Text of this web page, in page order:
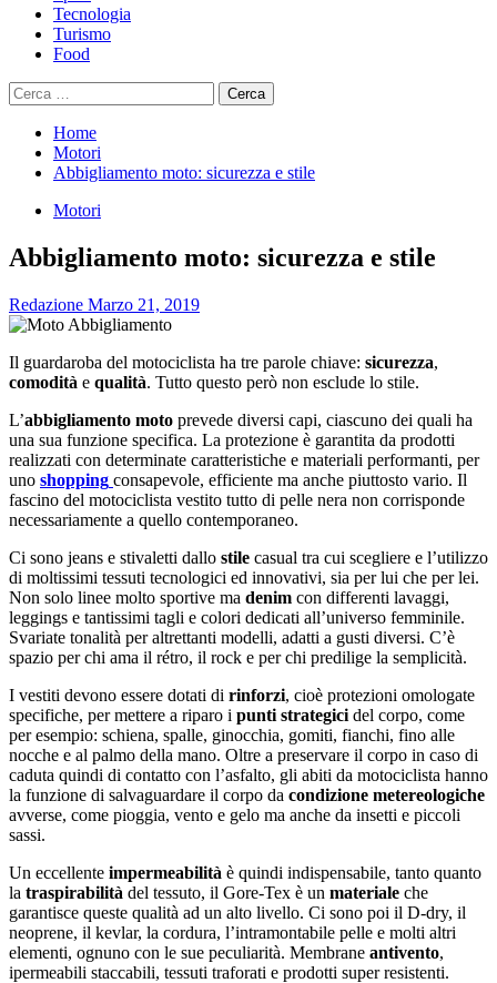
Tecnologia
Turismo
Food
Ricerca
per:
Home
Motori
Abbigliamento moto: sicurezza e stile
Motori
Abbigliamento moto: sicurezza e stile
Redazione Marzo 21, 2019
Il guardaroba del motociclista ha tre parole chiave: sicurezza,
comodità e qualità. Tutto questo però non esclude lo stile.
L’abbigliamento moto prevede diversi capi, ciascuno dei quali ha
una sua funzione specifica. La protezione è garantita da prodotti
realizzati con determinate caratteristiche e materiali performanti, per
uno shopping consapevole, efficiente ma anche piuttosto vario. Il
fascino del motociclista vestito tutto di pelle nera non corrisponde
necessariamente a quello contemporaneo.
Ci sono jeans e stivaletti dallo stile casual tra cui scegliere e l’utilizzo
di moltissimi tessuti tecnologici ed innovativi, sia per lui che per lei.
Non solo linee molto sportive ma denim con differenti lavaggi,
leggings e tantissimi tagli e colori dedicati all’universo femminile.
Svariate tonalità per altrettanti modelli, adatti a gusti diversi. C’è
spazio per chi ama il rétro, il rock e per chi predilige la semplicità.
I vestiti devono essere dotati di rinforzi, cioè protezioni omologate
specifiche, per mettere a riparo i punti strategici del corpo, come
per esempio: schiena, spalle, ginocchia, gomiti, fianchi, fino alle
nocche e al palmo della mano. Oltre a preservare il corpo in caso di
caduta quindi di contatto con l’asfalto, gli abiti da motociclista hanno
la funzione di salvaguardare il corpo da condizione metereologiche
avverse, come pioggia, vento e gelo ma anche da insetti e piccoli
sassi.
Un eccellente impermeabilità è quindi indispensabile, tanto quanto
la traspirabilità del tessuto, il Gore-Tex è un materiale che
garantisce queste qualità ad un alto livello. Ci sono poi il D-dry, il
neoprene, il kevlar, la cordura, l’intramontabile pelle e molti altri
elementi, ognuno con le sue peculiarità. Membrane antivento,
ipermeabili staccabili, tessuti traforati e prodotti super resistenti.